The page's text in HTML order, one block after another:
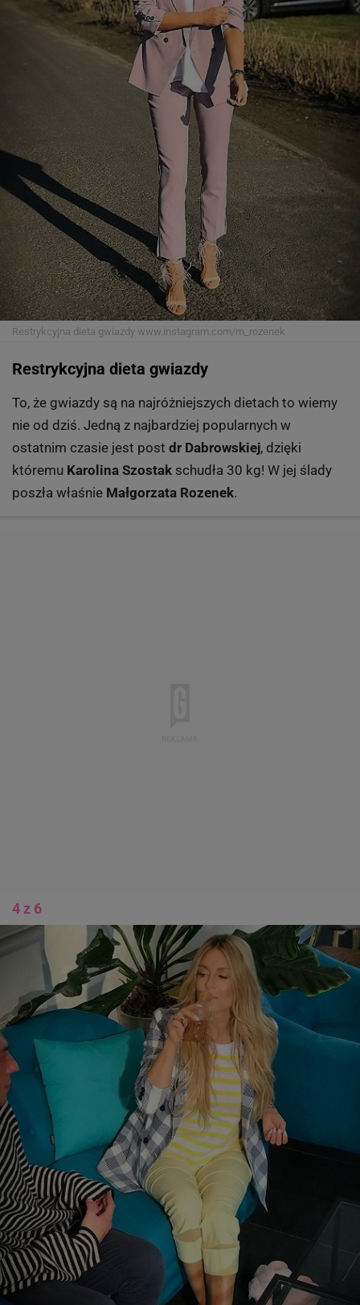
Restrykcyjna dieta gwiazdy www.instagram.com/m_rozenek
Restrykcyjna dieta gwiazdy
To, że gwiazdy są na najróżniejszych dietach to wiemy
nie od dziś. Jedną z najbardziej popularnych w
ostatnim czasie jest post dr Dabrowskiej, dzięki
któremu Karolina Szostak schudła 30 kg! W jej ślady
poszła właśnie Małgorzata Rozenek.
4 z 6